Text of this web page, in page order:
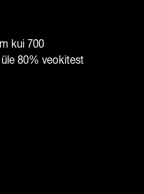
kui 700
80% veokitest